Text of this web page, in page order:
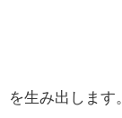
生み出します。